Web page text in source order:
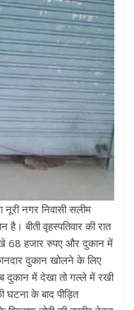
नगर निवासी सलीम
बीती वृहस्पतिवार की रात
68 हजार रुपए और दुकान में
दुकान खोलने के लिए
दुकान में देखा तो गल्ले में रखी
घटना के बाद पीड़ित